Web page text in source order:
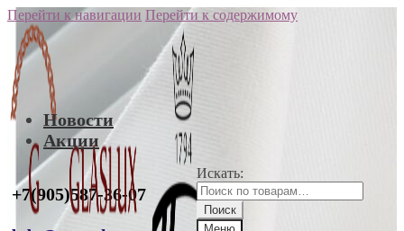
Перейти к навигации Перейти к содержимому
Новости
Акции
+7(905)587-36-07
Искать:
Поиск